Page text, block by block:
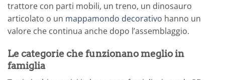
trattore con parti mobili, un treno, un dinosauro
articolato o un mappamondo decorativo hanno un
valore che continua anche dopo l’assemblaggio.
Le categorie che funzionano meglio in
famiglia